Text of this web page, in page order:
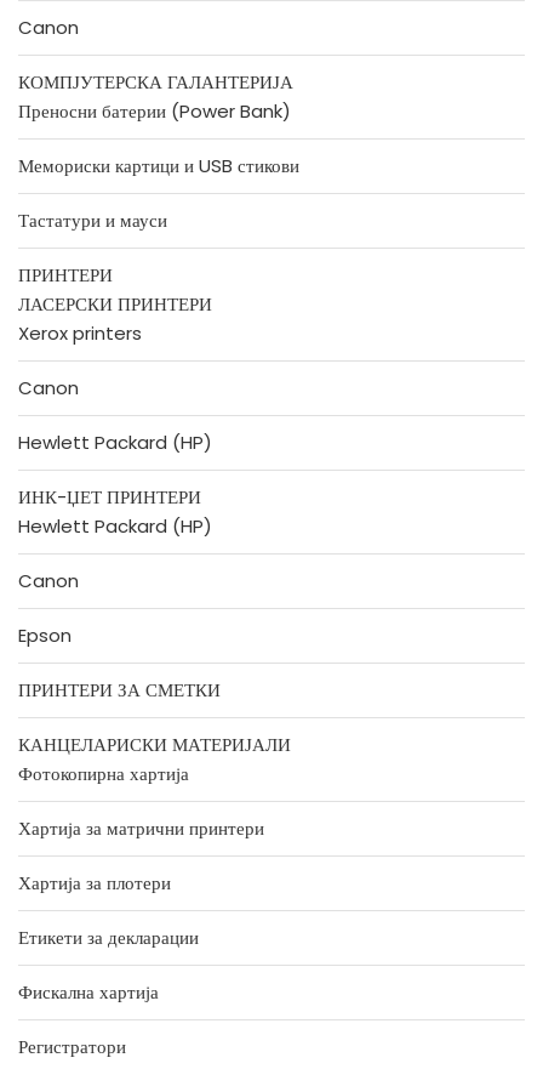
Canon
КОМПЈУТЕРСКА ГАЛАНТЕРИЈА
Преносни батерии (Power Bank)
Мемориски картици и USB стикови
Тастатури и мауси
ПРИНТЕРИ
ЛАСЕРСКИ ПРИНТЕРИ
Xerox printers
Canon
Hewlett Packard (HP)
ИНК-ЏЕТ ПРИНТЕРИ
Hewlett Packard (HP)
Canon
Epson
ПРИНТЕРИ ЗА СМЕТКИ
КАНЦЕЛАРИСКИ МАТЕРИЈАЛИ
Фотокопирна хартија
Хартија за матрични принтери
Хартија за плотери
Етикети за декларации
Фискална хартија
Регистратори